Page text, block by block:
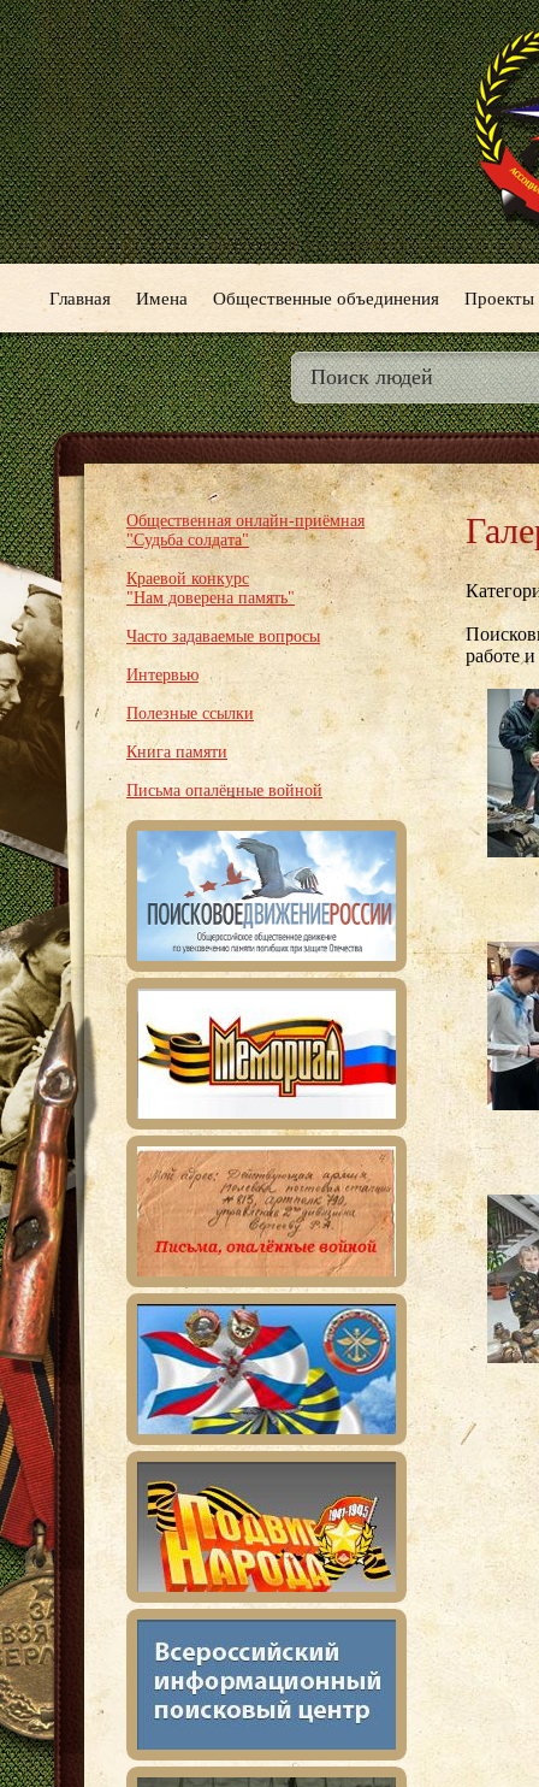
Главная Имена Общественные объединения Проекты
Общественная онлайн-приёмная
"Судьба солдата"
Краевой конкурс
"Нам доверена память"
Часто задаваемые вопросы
Интервью
Полезные ссылки
Книга памяти
Письма опалённые войной
работе